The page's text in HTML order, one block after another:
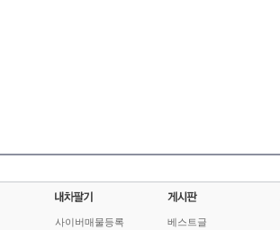
사이버매물등록
베스트글